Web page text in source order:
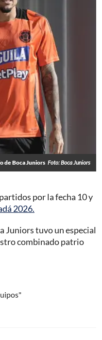
de Boca Juniors Foto: Boca Juniors
por la fecha 10 y
2026.
Juniors tuvo un especial
combinado patrio